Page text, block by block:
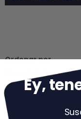
Ordenar por
Características
No se han
Ey,